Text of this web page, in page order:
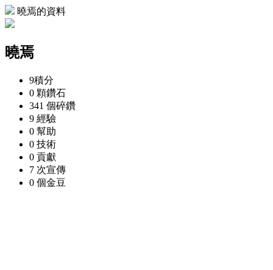
曉焉的資料
曉焉
9積分
0 顆鑽石
341 個碎鑽
9 經驗
0 幫助
0 技術
0 貢獻
7 次宣傳
0 個金豆